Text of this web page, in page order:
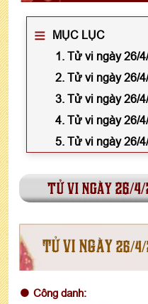
MỤC LỤC
1. Tử vi ngày 26/
2. Tử vi ngày 26/
3. Tử vi ngày 26/
4. Tử vi ngày 26/
5. Tử vi ngày 26/
tử vi ngày 26/4/
TỬ VI NGÀY 26/
Công danh: